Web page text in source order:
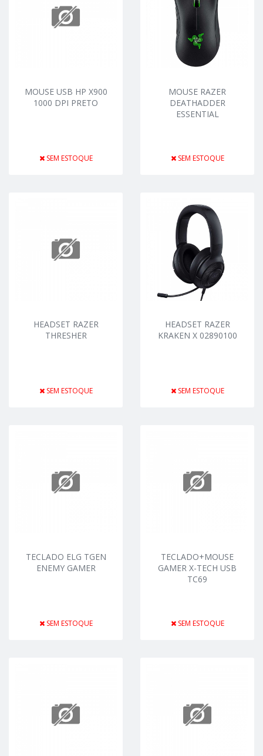
MOUSE USB HP X900
1000 DPI PRETO
SEM ESTOQUE
MOUSE RAZER
DEATHADDER
ESSENTIAL
SEM ESTOQUE
HEADSET RAZER
THRESHER
SEM ESTOQUE
HEADSET RAZER
KRAKEN X 02890100
SEM ESTOQUE
TECLADO ELG TGEN
ENEMY GAMER
SEM ESTOQUE
TECLADO+MOUSE
GAMER X-TECH USB
TC69
SEM ESTOQUE